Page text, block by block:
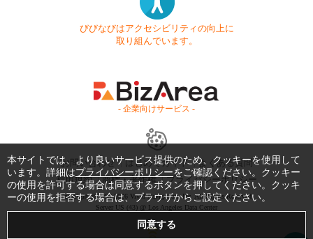
びびなびはアクセシビリティの向上に
取り組んでいます。
- 企業向けサービス -
お問い合わせ はじめてガイド
よくある質問
利用規約
商標・著作権 プライバシーポリシー
Copyright © 1999-2026 Vivid Navigation, Inc. All Rights Reserved.
Server US (43) @ Los Angeles Data Center
本サイトでは、より良いサービス提供のため、クッキーを使用して
います。詳細はプライバシーポリシーをご確認ください。クッキー
の使用を許可する場合は同意するボタンを押してください。クッキ
ーの使用を拒否する場合は、ブラウザからご設定ください。